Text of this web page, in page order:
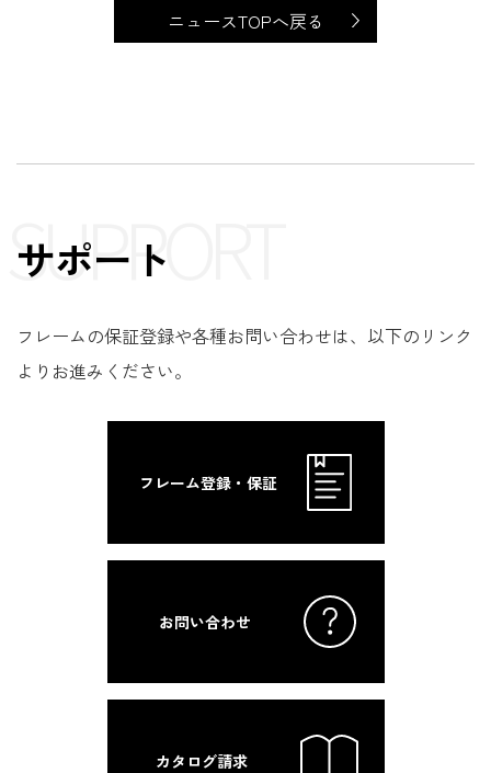
ニュースTOPへ戻る
サポート
SUPPORT
フレームの保証登録や各種お問い合わせは、以下のリンク
よりお進みください。
フレーム登録・保証
お問い合わせ
カタログ請求